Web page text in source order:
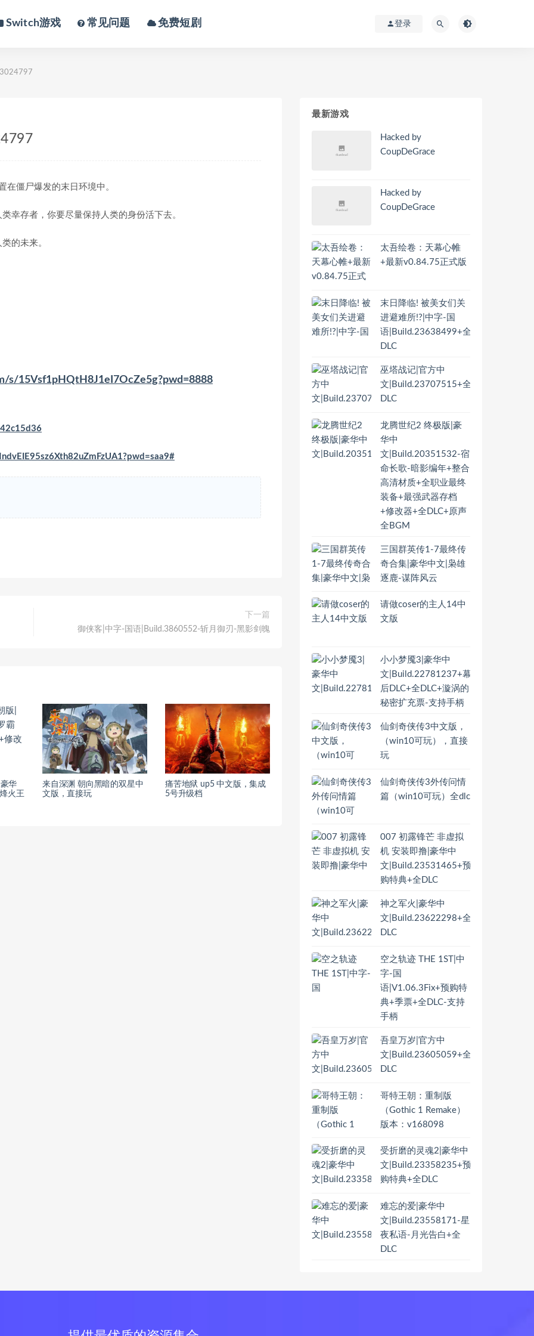
Switch游戏 常见问题 免费短剧 登录
在僵尸爆发的末日环境中。
幸存者，你要尽量保持人类的身份活下去。
的未来。
s/15Vsf1pHQtH8J1eI7OcZe5g?pwd=8888
下一篇
御侠客|中字-国语|Build.3860552-斩月御刃-黑影剑魄
华
火王
来自深渊 朝向黑暗的双星中
文版，直接玩
痛苦地狱 up5 中文版，集成
5号升级档
最新游戏
Hacked by
CoupDeGrace
Hacked by
CoupDeGrace
太吾绘卷：天幕心帷
+最新v0.84.75正式版
末日降临! 被美女们关
进避难所!?|中字-国
语|Build.23638499+全
DLC
巫塔战记|官方中
文|Build.23707515+全
DLC
龙腾世纪2 终极版|豪
华中
文|Build.20351532-宿
命长歌-暗影编年+整合
高清材质+全职业最终
装备+最强武器存档
+修改器+全DLC+原声
全BGM
三国群英传1-7最终传
奇合集|豪华中文|枭雄
逐鹿-谋阵风云
请做coser的主人14中
文版
小小梦魇3|豪华中
文|Build.22781237+幕
后DLC+全DLC+漩涡的
秘密扩充票-支持手柄
仙剑奇侠传3中文版，
（win10可玩），直接
玩
仙剑奇侠传3外传问情
篇（win10可玩）全dlc
007 初露锋芒 非虚拟
机 安装即撸|豪华中
文|Build.23531465+预
购特典+全DLC
神之军火|豪华中
文|Build.23622298+全
DLC
空之轨迹 THE 1ST|中
字-国
语|V1.06.3Fix+预购特
典+季票+全DLC-支持
手柄
吾皇万岁|官方中
文|Build.23605059+全
DLC
哥特王朝：重制版
（Gothic 1 Remake）
版本：v168098
受折磨的灵魂2|豪华中
文|Build.23358235+预
购特典+全DLC
难忘的爱|豪华中
文|Build.23558171-星
夜私语-月光告白+全
DLC